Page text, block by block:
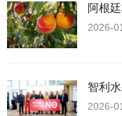
阿根
2026-
智利
2026-